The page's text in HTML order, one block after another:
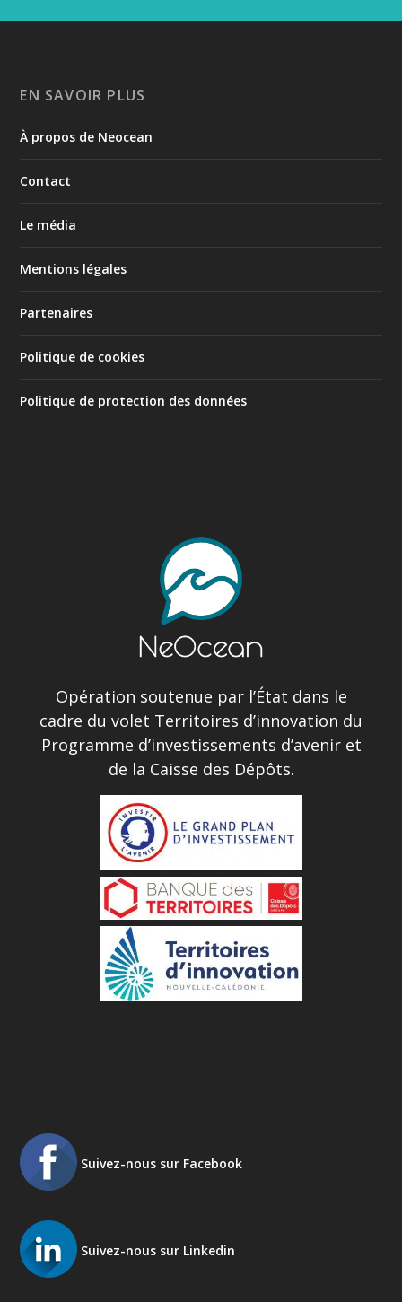
EN SAVOIR PLUS
À propos de Neocean
Contact
Le média
Mentions légales
Partenaires
Politique de cookies
Politique de protection des données
Opération soutenue par l’État dans le
cadre du volet Territoires d’innovation du
Programme d’investissements d’avenir et
de la Caisse des Dépôts.
Suivez-nous sur Facebook
Suivez-nous sur Linkedin